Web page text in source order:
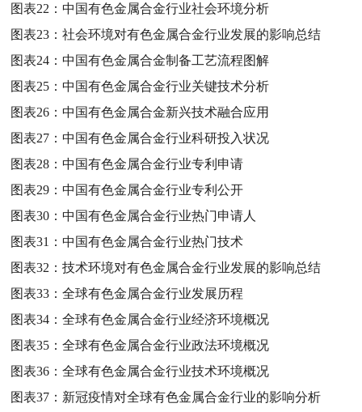
图表22：中国有色金属合金行业社会环境分析
图表23：社会环境对有色金属合金行业发展的影响总结
图表24：中国有色金属合金制备工艺流程图解
图表25：中国有色金属合金行业关键技术分析
图表26：中国有色金属合金新兴技术融合应用
图表27：中国有色金属合金行业科研投入状况
图表28：中国有色金属合金行业专利申请
图表29：中国有色金属合金行业专利公开
图表30：中国有色金属合金行业热门申请人
图表31：中国有色金属合金行业热门技术
图表32：技术环境对有色金属合金行业发展的影响总结
图表33：全球有色金属合金行业发展历程
图表34：全球有色金属合金行业经济环境概况
图表35：全球有色金属合金行业政法环境概况
图表36：全球有色金属合金行业技术环境概况
图表37： 新冠疫情对全球有色金属合金行业的影响分析